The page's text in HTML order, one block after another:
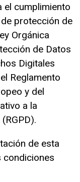
el cumplimiento
protección de
Orgánica
de Datos
Digitales
Reglamento
y del
a la
de esta
condiciones